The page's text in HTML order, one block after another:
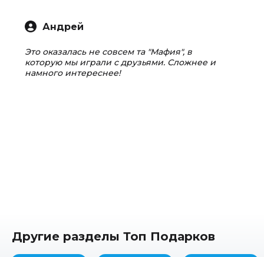
Андрей
Это оказалась не совсем та "Мафия", в
которую мы играли с друзьями. Сложнее и
намного интереснее!
Другие разделы Топ Подарков